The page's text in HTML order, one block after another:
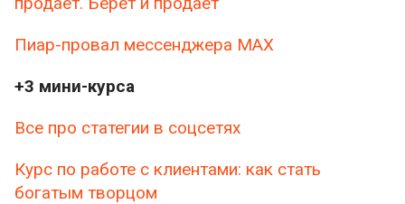
Пиар-провал мессенджера MAX
+3 мини-курса
Все про статегии в соцсетях
Курс по работе с клиентами: как стать
богатым творцом